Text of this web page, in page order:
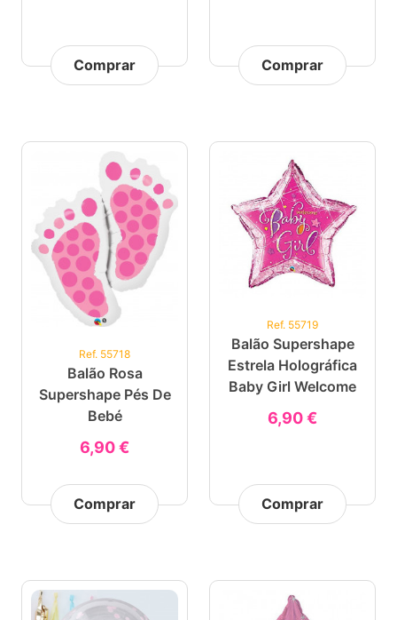
Comprar Comprar
Ref. 55718
Balão Rosa
Supershape Pés De
Bebé
6,90 €
Comprar
Ref. 55719
Balão Supershape
Estrela Holográfica
Baby Girl Welcome
6,90 €
Comprar